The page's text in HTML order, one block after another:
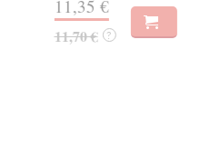
11,35 €
11,70 € ?